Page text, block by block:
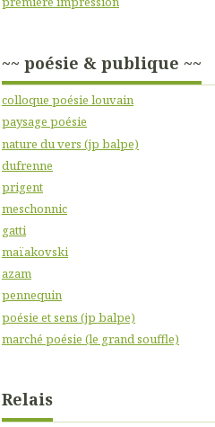
~~ poésie & publique ~~
colloque poésie louvain
paysage poésie
nature du vers (jp balpe)
dufrenne
prigent
meschonnic
gatti
maïakovski
azam
pennequin
poésie et sens (jp balpe)
marché poésie (le grand souffle)
Relais